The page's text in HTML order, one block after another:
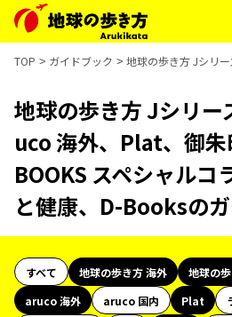
TOP ガイドブック 地球の歩き方 Jシリ
地球の歩き方 Jシリ
uco 海外、Plat、御朱
BOOKS スペシャルコ
と健康、D-Booksの
すべて 地球の歩き方 海外
地球の
aruco 海外
aruco 国内 Plat